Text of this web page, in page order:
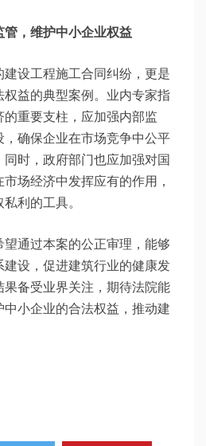
，维护中小企业权益
设工程施工合同纠纷，更是
益的典型案例。业内专家指
重要支柱，应加强内部监
确保企业在市场竞争中公平
时，政府部门也应加强对国
场经济中发挥应有的作用，
利的工具。
通过本案的公正审理，能够
设，促进建筑行业的健康发
果备受业界关注，期待法院能
小企业的合法权益，推动建